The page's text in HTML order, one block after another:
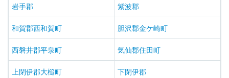
岩手郡 紫波郡
和賀郡西和賀町 胆沢郡金ケ崎町
西磐井郡平泉町 気仙郡住田町
上閉伊郡大槌町 下閉伊郡